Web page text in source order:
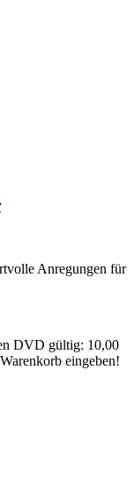
Anregungen für
DVD gültig: 10,00
eingeben!